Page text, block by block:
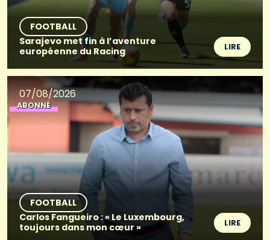
FOOTBALL
Sarajevo met fin à l’aventure
européenne du Racing
LIRE
07/08/2026
ABONNÉ
FOOTBALL
Carlos Fangueiro : « Le Luxembourg,
toujours dans mon cœur »
LIRE